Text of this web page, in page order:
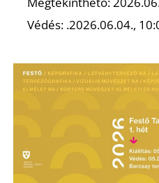
Védés: .2026.06.04.,